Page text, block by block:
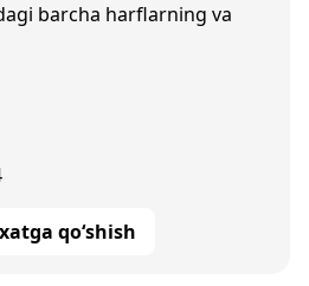
barcha harflarning va
qo‘shish